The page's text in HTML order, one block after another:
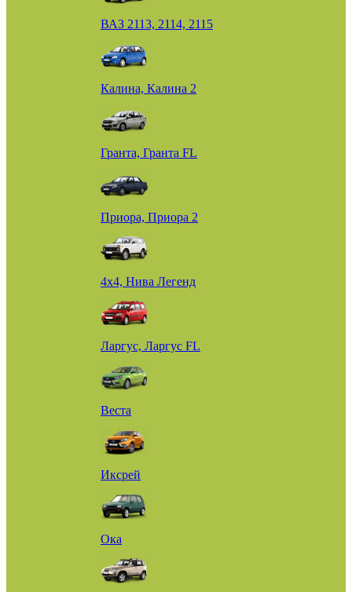
ВАЗ 2113, 2114, 2115
Калина, Калина 2
Гранта, Гранта FL
Приора, Приора 2
4х4, Нива Легенд
Ларгус, Ларгус FL
Веста
Иксрей
Ока